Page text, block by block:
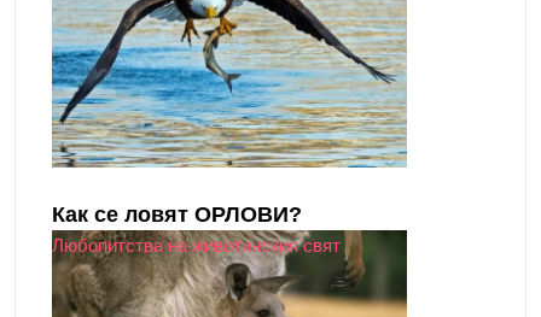
Как се ловят ОРЛОВИ?
Любопитства на животинския свят